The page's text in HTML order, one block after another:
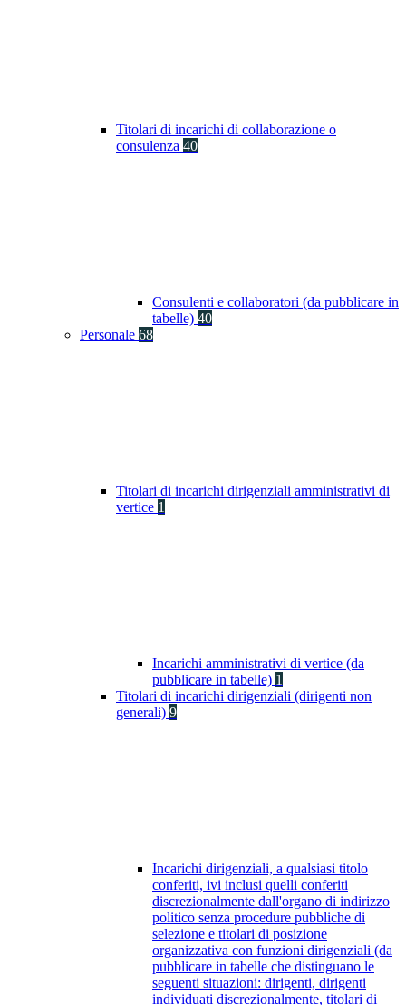
Titolari di incarichi di collaborazione o
consulenza 40
Consulenti e collaboratori (da pubblicare in
tabelle) 40
Personale 68
Titolari di incarichi dirigenziali amministrativi di
vertice 1
Incarichi amministrativi di vertice (da
pubblicare in tabelle) 1
Titolari di incarichi dirigenziali (dirigenti non
generali) 9
Incarichi dirigenziali, a qualsiasi titolo
conferiti, ivi inclusi quelli conferiti
discrezionalmente dall'organo di indirizzo
politico senza procedure pubbliche di
selezione e titolari di posizione
organizzativa con funzioni dirigenziali (da
pubblicare in tabelle che distinguano le
seguenti situazioni: dirigenti, dirigenti
individuati discrezionalmente, titolari di